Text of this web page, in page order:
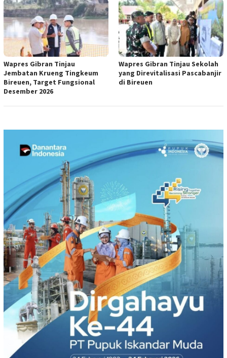
Wapres Gibran Tinjau
Jembatan Krueng Tingkeum
Bireuen, Target Fungsional
Desember 2026
Wapres Gibran Tinjau Sekolah
yang Direvitalisasi Pascabanjir
di Bireuen